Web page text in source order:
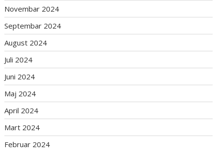
Novembar 2024
Septembar 2024
August 2024
Juli 2024
Juni 2024
Maj 2024
April 2024
Mart 2024
Februar 2024